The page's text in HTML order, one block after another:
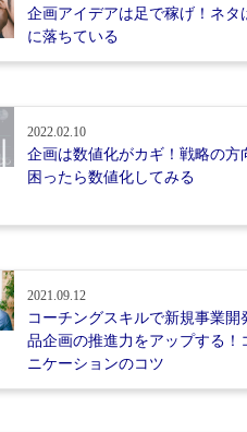
企画アイデアは足で稼げ！ネタ
に落ちている
2022.02.10
企画は数値化がカギ！戦略の方
困ったら数値化してみる
2021.09.12
コーチングスキルで新規事業開
品企画の推進力をアップする！
ニケーションのコツ